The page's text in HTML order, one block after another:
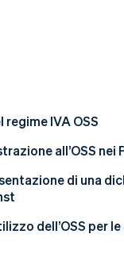
up
IVA OSS
all’OSS nei
di una
OSSdell’OSS per